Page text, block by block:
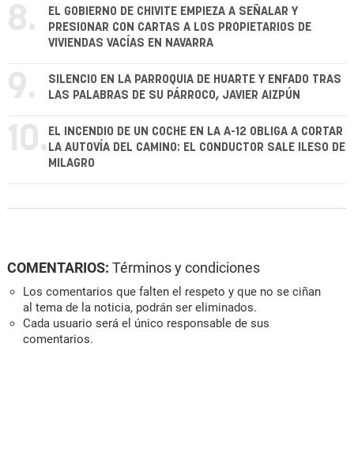
8.
EL GOBIERNO DE CHIVITE EMPIEZA A SEÑALAR Y
PRESIONAR CON CARTAS A LOS PROPIETARIOS DE
VIVIENDAS VACÍAS EN NAVARRA
9.
SILENCIO EN LA PARROQUIA DE HUARTE Y ENFADO TRAS
LAS PALABRAS DE SU PÁRROCO, JAVIER AIZPÚN
10. EL INCENDIO DE UN COCHE EN LA A-12 OBLIGA A CORTAR
LA AUTOVÍA DEL CAMINO: EL CONDUCTOR SALE ILESO DE
MILAGRO
COMENTARIOS: Términos y condiciones
Los comentarios que falten el respeto y que no se ciñan
al tema de la noticia, podrán ser eliminados.
Cada usuario será el único responsable de sus
comentarios.